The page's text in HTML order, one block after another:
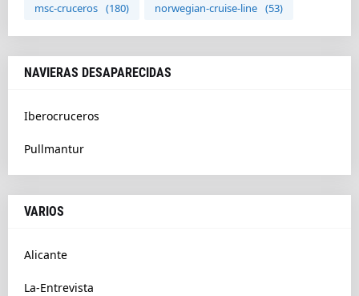
msc-cruceros (180) norwegian-cruise-line (53)
NAVIERAS DESAPARECIDAS
Iberocruceros
Pullmantur
VARIOS
Alicante
La-Entrevista